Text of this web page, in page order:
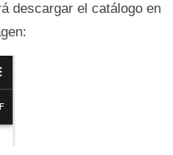
descargar el catálogo en